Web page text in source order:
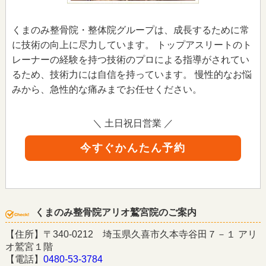
くまのみ整骨院・整体院グループは、成長するために常
に技術の向上に尽力しています。 トップアスリートのト
レーナーの経験を持つ技術のプロによる指導がされてい
るため、技術力には自信を持っています。 慢性的なお悩
みから、急性的な痛みまでお任せください。
＼ 土日祝日営業 ／
今すぐかんたん予約
くまのみ整骨院アリオ鷲宮院のご案内
【住所】〒340-0212 埼玉県久喜市久本寺谷田７－１ アリ
オ鷲宮１階
【電話】 0480-53-3784